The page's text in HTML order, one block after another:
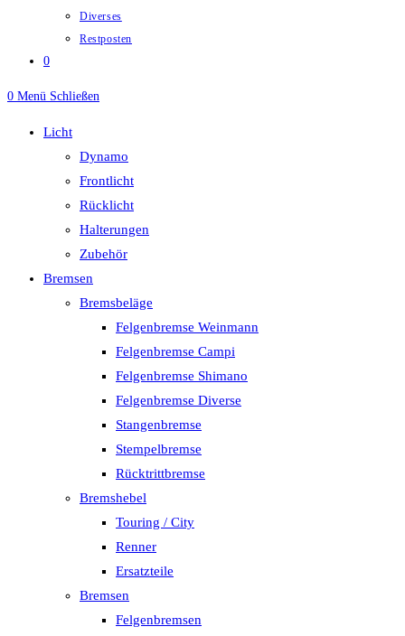
Diverses
Restposten
0
0 Menü Schließen
Licht
Dynamo
Frontlicht
Rücklicht
Halterungen
Zubehör
Bremsen
Bremsbeläge
Felgenbremse Weinmann
Felgenbremse Campi
Felgenbremse Shimano
Felgenbremse Diverse
Stangenbremse
Stempelbremse
Rücktrittbremse
Bremshebel
Touring / City
Renner
Ersatzteile
Bremsen
Felgenbremsen